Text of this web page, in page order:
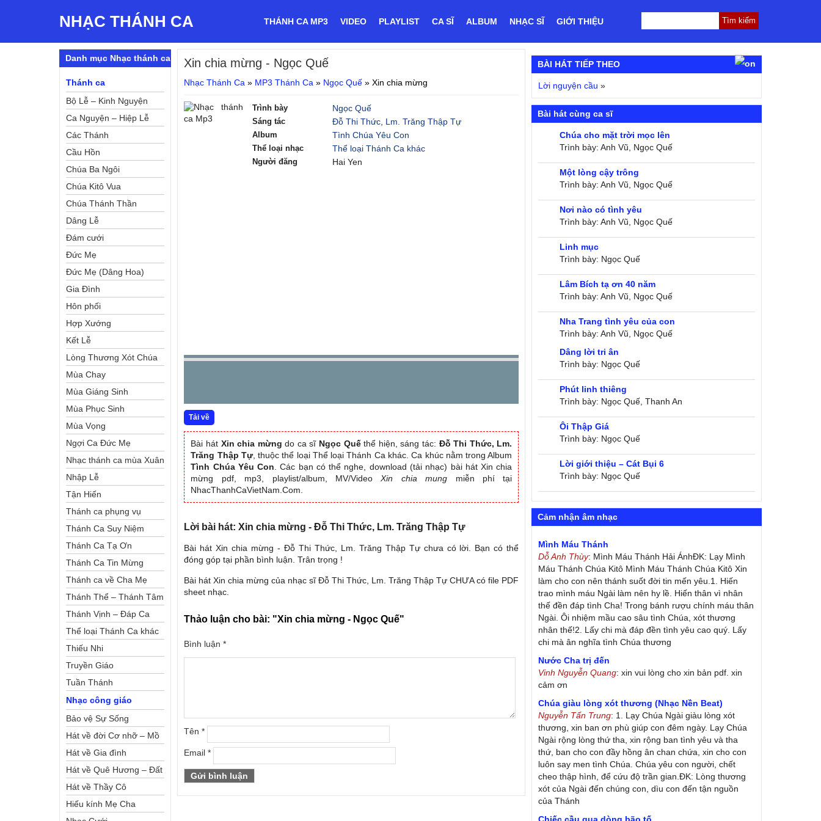
NHẠC THÁNH CA THÁNH CA MP3 VIDEO PLAYLIST CA SĨ ALBUM NHẠC SĨ GIỚI THIỆU
Xin chia mừng - Ngọc Quế
Nhạc Thánh Ca » MP3 Thánh Ca » Ngọc Quế »Xin chia mừng
Trình bày Ngọc Quế
Sáng tác Đỗ Thi Thức, Lm. Trăng Thập Tự
Album Tình Chúa Yêu Con
Thể loại nhạc Thể loại Thánh Ca khác
Người đăng Hai Yen
Tải về
Bài hát Xin chia mừng do ca sĩ Ngọc Quếthể hiện, sáng tác: Đỗ Thi Thức, Lm.
Trăng Thập Tự, thuộc thể loại Thể loại Thánh Ca khác. Ca khúc nằm trong Album
Tình Chúa Yêu Con . Các bạn có thể nghe, download (tải nhạc) bài hát Xin chia
mừng pdf, mp3, playlist/album, MV/VideoXin chia mung miễn phí tại
NhacThanhCaVietNam.Com.
Lời bài hát: Xin chia mừng - Đỗ Thi Thức, Lm. Trăng Thập Tự
Bài hát Xin chia mừng - Đỗ Thi Thức, Lm. Trăng Thập Tự chưa có lời. Bạn có thể
đóng góp tại phần bình luận. Trân trọng !
Bài hát Xin chia mừng của nhạc sĩ Đỗ Thi Thức, Lm. Trăng Thập Tự CHƯA có file PDF
sheet nhạc.
Thảo luận cho bài: "Xin chia mừng - Ngọc Quế"
Bình luận*
Tên*
Email*
Danh mục Nhạc thánh ca
Thánh ca
Bộ Lễ – Kinh Nguyện
Ca Nguyện – Hiệp Lễ
Các Thánh
Cầu Hồn
Chúa Ba Ngôi
Chúa Kitô Vua
Chúa Thánh Thần
Dâng Lễ
Đám cưới
Đức Mẹ
Đức Mẹ (Dâng Hoa)
Gia Đình
Hôn phối
Hợp Xướng
Kết Lễ
Lòng Thương Xót Chúa
Mùa Chay
Mùa Giáng Sinh
Mùa Phục Sinh
Mùa Vọng
Ngợi Ca Đức Mẹ
Nhạc thánh ca mùa Xuân
Nhập Lễ
Tận Hiến
Thánh ca phụng vụ
Thánh Ca Suy Niệm
Thánh Ca Tạ Ơn
Thánh Ca Tin Mừng
Thánh ca về Cha Mẹ
Thánh Thể – Thánh Tâm
Thánh Vịnh – Đáp Ca
Thể loại Thánh Ca khác
Thiếu Nhi
Truyền Giáo
Tuần Thánh
Nhạc công giáo
Bảo vệ Sự Sống
Hát về đời Cơ nhỡ – Mồ
côi
Hát về Gia đình
Hát về Quê Hương – Đất
Nước
Hát về Thầy Cô
Hiếu kính Mẹ Cha
BÀI HÁT TIẾP THEO
Lời nguyện cầu »
Bài hát cùng ca sĩ
Chúa cho mặt trời mọc lên
Trình bày: Anh Vũ, Ngọc Quế
Một lòng cậy trông
Trình bày: Anh Vũ, Ngọc Quế
Nơi nào có tình yêu
Trình bày: Anh Vũ, Ngọc Quế
Linh mục
Trình bày: Ngọc Quế
Lâm Bích tạ ơn 40 năm
Trình bày: Anh Vũ, Ngọc Quế
Nha Trang tình yêu của con
Trình bày: Anh Vũ, Ngọc Quế
Dâng lời tri ân
Trình bày: Ngọc Quế
Phút linh thiêng
Trình bày: Ngọc Quế, Thanh An
Ôi Thập Giá
Trình bày: Ngọc Quế
Lời giới thiệu – Cát Bụi 6
Trình bày: Ngọc Quế
Cảm nhận âm nhạc
Mình Máu Thánh
Dỗ Anh Thùy: Mình Máu Thánh Hải ÁnhĐK: Lạy Mình
Máu Thánh Chúa Kitô Mình Máu Thánh Chúa Kitô Xin
làm cho con nên thánh suốt đời tin mến yêu.1. Hiến
trao mình máu Ngài làm nên hy lề. Hiến thân vì nhân
thế đền đáp tình Cha! Trong bánh rượu chính máu thân
Ngài. Ôi nhiệm mầu cao sâu tình Chúa, xót thương
nhân thế!2. Lấy chi mà đáp đền tình yêu cao quý. Lấy
chi mà ân nghĩa tình Chúa thương
Nước Cha trị đến
Vinh Nguyễn Quang: xin vui lòng cho xin bản pdf. xin
cảm ơn
Chúa giàu lòng xót thương (Nhạc Nền Beat)
Nguyễn Tấn Trung: 1. Lạy Chúa Ngài giàu lòng xót
thương, xin ban ơn phù giúp con đêm ngày. Lạy Chúa
Ngài rộng lòng thứ tha, xin rộng ban tình yêu và tha
thứ, ban cho con đầy hồng ân chan chứa, xin cho con
luôn say men tình Chúa. Chúa yêu con người, chết
cheo thập hình, để cứu độ trần gian.ĐK: Lòng thương
xót của Ngài đến chúng con, dìu con đến tận nguồn
của Thánh